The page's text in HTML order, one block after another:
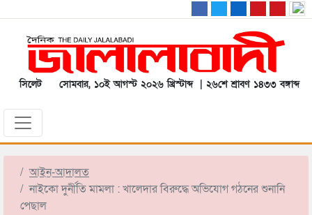
সিলেট সোমবার, ১০ই আগস্ট ২০২৬ খ্রিস্টাব্দ | ২৬শে শ্রাবণ ১৪৩৩ বঙ্গাব্দ
আইন-আদালত
নাইকো দুর্নীতি মামলা : খালেদার বিরুদ্ধে অভিযোগ গঠনের শুনানি
পেছাল